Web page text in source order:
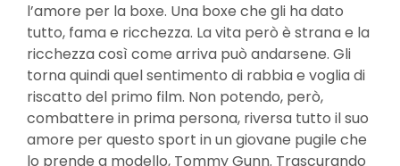
l’amore per la boxe. Una boxe che gli ha dato
tutto, fama e ricchezza. La vita però è strana e la
ricchezza così come arriva può andarsene. Gli
torna quindi quel sentimento di rabbia e voglia di
riscatto del primo film. Non potendo, però,
combattere in prima persona, riversa tutto il suo
amore per questo sport in un giovane pugile che
lo prende a modello, Tommy Gunn. Trascurando